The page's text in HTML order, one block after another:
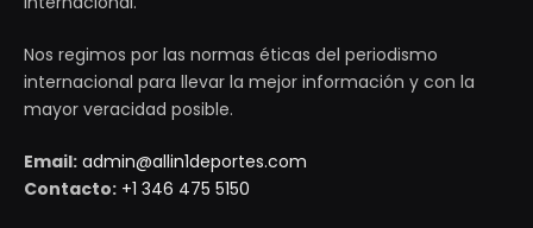
Nos regimos por las normas éticas del periodismo
internacional para llevar la mejor información y con la
mayor veracidad posible.
Email: admin@allin1deportes.com
Contacto: +1 346 475 5150